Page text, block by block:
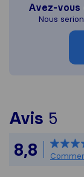
Avez-vous
Nous
Avis 5
8,8